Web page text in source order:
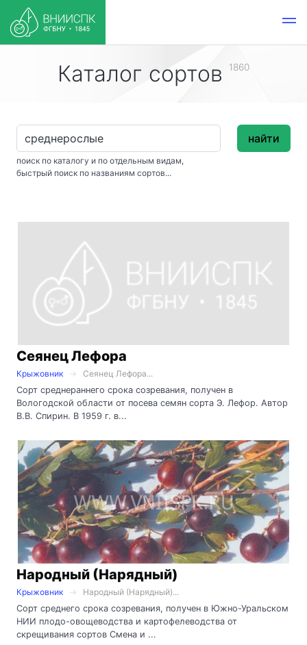
Каталог сортов 1860
поиск по каталогу и по отдельным видам,
быстрый поиск по названиям сортов...
найти
Сеянец Лефора
Крыжовник
Сеянец Лефора...
Сорт среднераннего срока созревания, получен в
Вологодской области от посева семян сорта Э. Лефор. Автор
В.В. Спирин. В 1959 г. в...
Народный (Нарядный)
Крыжовник
Народный (Нарядный)...
Сорт среднего срока созревания, получен в Южно-Уральском
НИИ плодо-овощеводства и картофелеводства от
скрещивания сортов Смена и ...